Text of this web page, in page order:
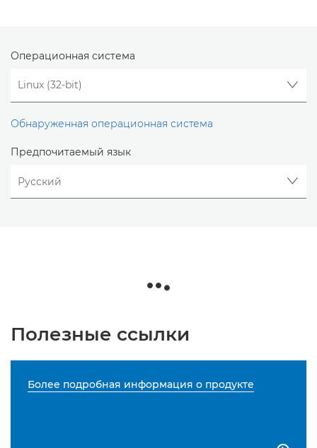
Операционная система
Обнаруженная операционная система
Предпочитаемый язык
Полезные ссылки
Более подробная информация о продукте